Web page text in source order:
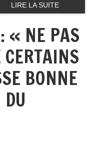
LIRE LA SUITE
« NE PAS
BONNE